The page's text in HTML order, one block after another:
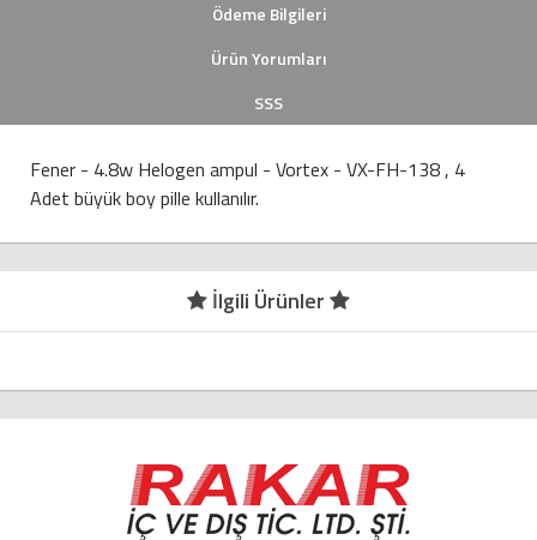
Ödeme Bilgileri
Ürün Yorumları
SSS
Fener - 4.8w Helogen ampul - Vortex - VX-FH-138 , 4
Adet büyük boy pille kullanılır.
İlgili Ürünler